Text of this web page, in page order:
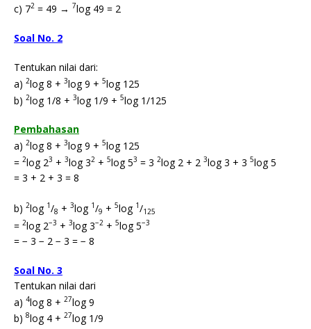
c) 72 = 49 → 7log 49 = 2
Soal No. 2
Tentukan nilai dari:
a) 2log 8 + 3log 9 + 5log 125
b) 2log 1/8 + 3log 1/9 + 5log 1/125
Pembahasan
a) 2log 8 + 3log 9 + 5log 125
= 2log 23 + 3log 32 + 5log 53 = 3 2log 2 + 2 3log 3 + 3 5log 5
= 3 + 2 + 3 = 8
b) 2log 1/8 + 3log 1/9 + 5log 1/125
= 2log 2−3 + 3log 3−2 + 5log 5−3
= − 3 − 2 − 3 = − 8
Soal No. 3
Tentukan nilai dari
a) 4log 8 + 27log 9
b) 8log 4 + 27log 1/9